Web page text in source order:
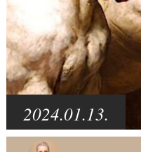
2024.01.13.